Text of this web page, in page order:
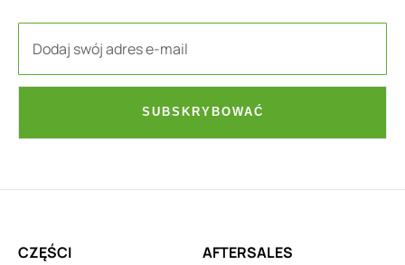
SUBSKRYBOWAĆ
CZĘŚCI AFTERSALES